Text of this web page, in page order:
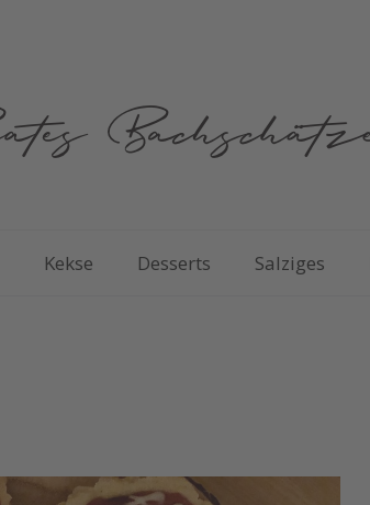
Kekse Desserts Salziges